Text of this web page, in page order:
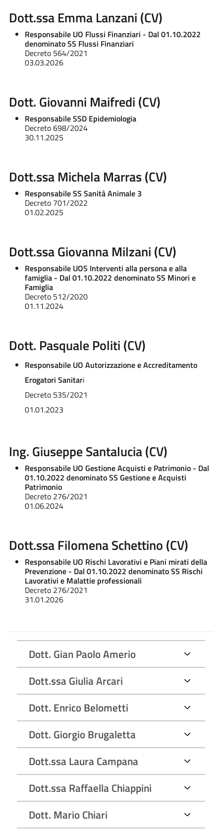
Dott.ssa Emma Lanzani (CV)
Responsabile UO Flussi Finanziari - Dal 01.10.2022
denominato SS Flussi Finanziari
Decreto 564/2021
03.03.2026
Dott. Giovanni Maifredi (CV)
Responsabile SSD Epidemiologia
Decreto 698/2024
30.11.2025
Dott.ssa Michela Marras (CV)
Responsabile SS Sanità Animale 3
Decreto 701/2022
01.02.2025
Dott.ssa Giovanna Milzani (CV)
Responsabile UOS Interventi alla persona e alla
famiglia - Dal 01.10.2022 denominato SS Minori e
Famiglia
Decreto 512/2020
01.11.2024
Dott. Pasquale Politi (CV)
Responsabile UO Autorizzazione e Accreditamento
Erogatori Sanitari
Decreto 535/2021
01.01.2023
Ing. Giuseppe Santalucia (CV)
Responsabile UO Gestione Acquisti e Patrimonio - Dal
01.10.2022 denominato SS Gestione e Acquisti
Patrimonio
Decreto 276/2021
01.06.2024
Dott.ssa Filomena Schettino (CV)
Responsabile UO Rischi Lavorativi e Piani mirati della
Prevenzione - Dal 01.10.2022 denominato SS Rischi
Lavorativi e Malattie professionali
Decreto 276/2021
31.01.2026
Dott. Gian Paolo Amerio
Dott.ssa Giulia Arcari
Dott. Enrico Belometti
Dott. Giorgio Brugaletta
Dott.ssa Laura Campana
Dott.ssa Raffaella Chiappini
Dott. Mario Chiari